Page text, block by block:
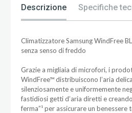
Descrizione Specifiche
Climatizzatore Samsung WindFree
senza senso di freddo
Grazie a migliaia di microfori, i
WindFree™ distribuiscono l’aria
silenziosamente e uniformemente
fastidiosi getti d’aria diretti e
ferma”¹ per assicurare un